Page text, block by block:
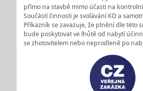
přímo na stavbě mimo účasti na
Součástí činnosti je svolávání KD a
Příkazník se zavazuje, že plnění dle této
bude poskytovat ve lhůtě od nabytí
se zhotovitelem nebo neprodleně po